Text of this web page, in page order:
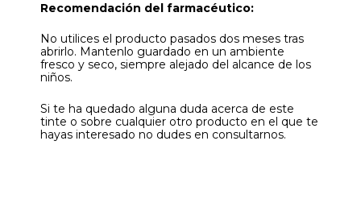
Recomendación del farmacéutico:
No utilices el producto pasados dos meses tras
abrirlo. Mantenlo guardado en un ambiente
fresco y seco, siempre alejado del alcance de los
niños.
Si te ha quedado alguna duda acerca de este
tinte o sobre cualquier otro producto en el que te
hayas interesado no dudes en consultarnos.